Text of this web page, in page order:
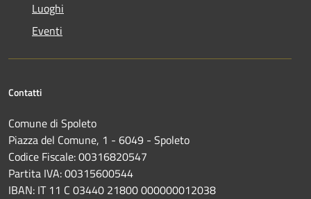
Luoghi
Eventi
Contatti
Comune di Spoleto
Piazza del Comune, 1 - 6049 - Spoleto
Codice Fiscale: 00316820547
Partita IVA: 00315600544
IBAN: IT 11 C 03440 21800 000000012038